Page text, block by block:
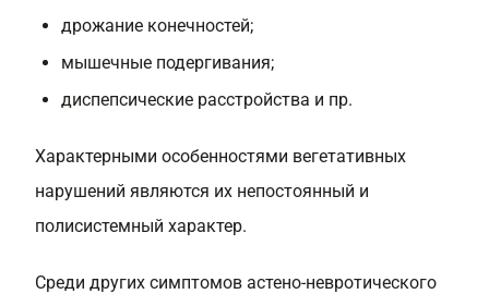
дрожание конечностей;
мышечные подергивания;
диспепсические расстройства и пр.
Характерными особенностями вегетативных
нарушений являются их непостоянный и
полисистемный характер.
Среди других симптомов астено-невротического